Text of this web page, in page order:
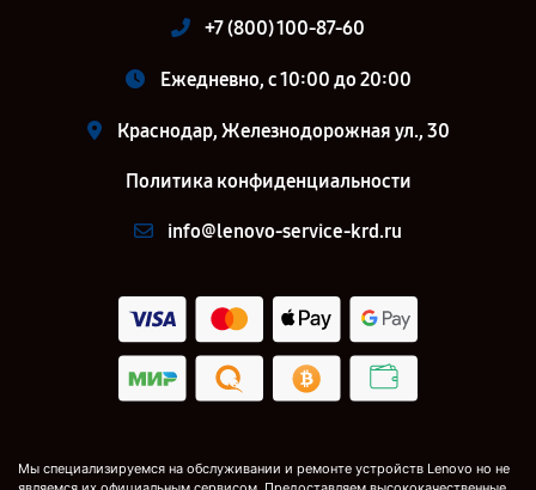
+7 (800) 100-87-60
Ежедневно, с 10:00 до 20:00
Краснодар, Железнодорожная ул., 30
Политика конфиденциальности
info@lenovo-service-krd.ru
Мы специализируемся на обслуживании и ремонте устройств Lenovo но не